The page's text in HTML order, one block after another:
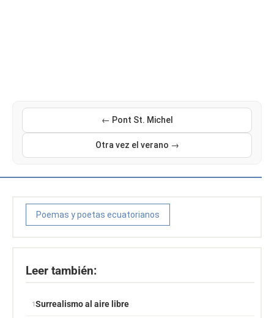
← Pont St. Michel
Otra vez el verano →
Poemas y poetas ecuatorianos
Leer también:
Surrealismo al aire libre